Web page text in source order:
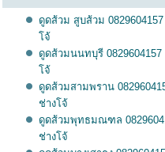
ดูดส้วม สูบส้วม 0829604157
จ้
ดูดส้วมนนทบุรี 0829604157
จ้
ดูดส้วมสามพราน
ช่างโจ้
ดูดส้วมพุทธมณฑล
ช่างโจ้